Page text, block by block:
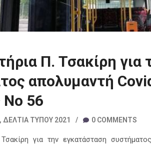
Π. Τσακίρη για
απολυμαντή
Νο 56
, ΔΕΛΤΊΑ ΤΎΠΟΥ 2021 / 0 COMMENTS
για την εγκατάσταση